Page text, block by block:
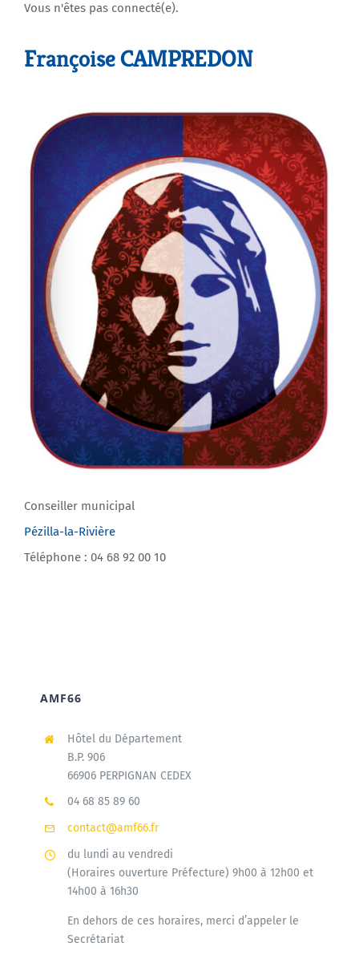
Agenda
Vous n'êtes pas connecté(e).
Françoise CAMPREDON
Conseiller municipal
Pézilla-la-Rivière
Téléphone : 04 68 92 00 10
AMF66
Hôtel du Département
B.P. 906
66906 PERPIGNAN CEDEX
04 68 85 89 60
contact@amf66.fr
du lundi au vendredi
(Horaires ouverture Préfecture) 9h00 à 12h00 et
14h00 à 16h30
En dehors de ces horaires, merci d’appeler le
Secrétariat